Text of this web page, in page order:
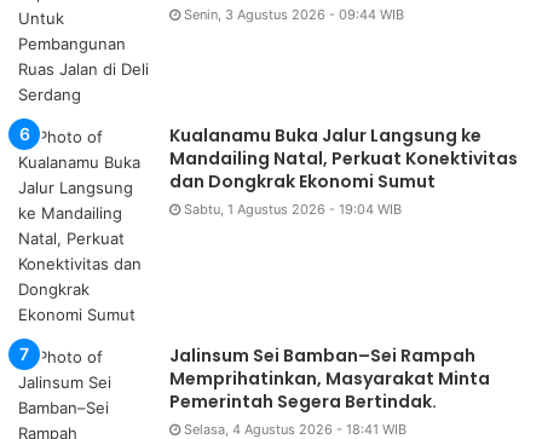
Senin, 3 Agustus 2026 - 09:44 WIB
Kualanamu Buka Jalur Langsung ke
Mandailing Natal, Perkuat Konektivitas
dan Dongkrak Ekonomi Sumut
Sabtu, 1 Agustus 2026 - 19:04 WIB
Jalinsum Sei Bamban–Sei Rampah
Memprihatinkan, Masyarakat Minta
Pemerintah Segera Bertindak.
Selasa, 4 Agustus 2026 - 18:41 WIB